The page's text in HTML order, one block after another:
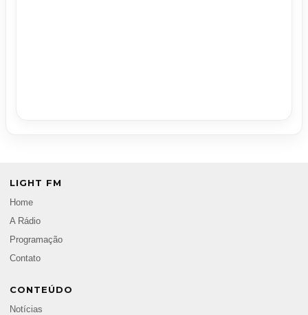
LIGHT FM
Home
A Rádio
Programação
Contato
CONTEÚDO
Notícias